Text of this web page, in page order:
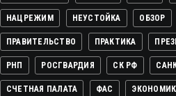
НАЦРЕЖИМ НЕУСТОЙКА ОБЗОР
ПРАВИТЕЛЬСТВО ПРАКТИКА
РНП РОСГВАРДИЯ СК РФ
СЧЕТНАЯ ПАЛАТА ФАС